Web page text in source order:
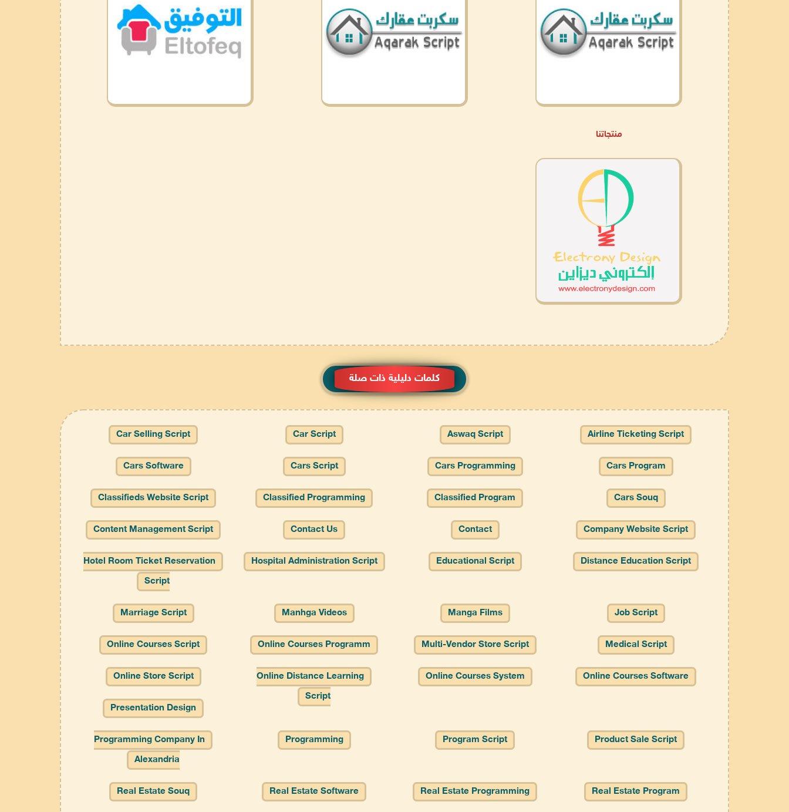
منتجاتنا
كلمات دليلية ذات صلة
Airline Ticketing Script
Aswaq Script
Car Script
Car Selling Script
Cars Program
Cars Programming
Cars Script
Cars Software
Cars Souq
Classified Program
Classified Programming
Classifieds Website Script
Company Website Script
Contact
Contact Us
Content Management Script
Distance Education Script
Educational Script
Hospital Administration Script
Hotel Room Ticket Reservation
Script
Job Script
Manga Films
Manhga Videos
Marriage Script
Medical Script
Multi-Vendor Store Script
Online Courses Programm
Online Courses Script
Online Courses Software
Online Courses System
Online Distance Learning
Script
Online Store Script
Presentation Design
Product Sale Script
Program Script
Programming
Programming Company In
Alexandria
Real Estate Program
Real Estate Programming
Real Estate Software
Real Estate Souq